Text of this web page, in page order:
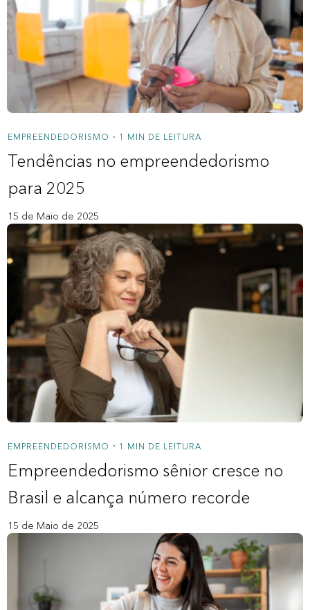
EMPREENDEDORISMO • 1 MIN DE LEITURA
Tendências no empreendedorismo
para 2025
15 de Maio de 2025
EMPREENDEDORISMO • 1 MIN DE LEITURA
Empreendedorismo sênior cresce no
Brasil e alcança número recorde
15 de Maio de 2025